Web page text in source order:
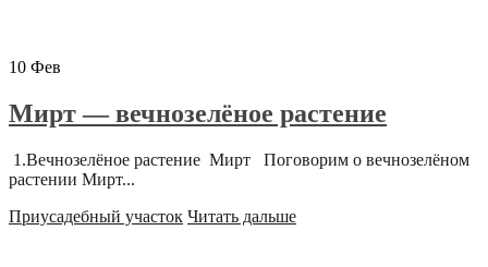
10 Фев
Мирт — вечнозелёное растение
1.Вечнозелёное растение Мирт Поговорим о вечнозелёном
растении Мирт...
Приусадебный участок Читать дальше